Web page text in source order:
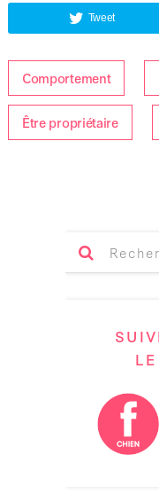
Tweet
Comportement
Être propriétaire